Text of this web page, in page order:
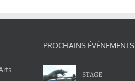
PROCHAINS ÉVÉNEMENTS
STAGE